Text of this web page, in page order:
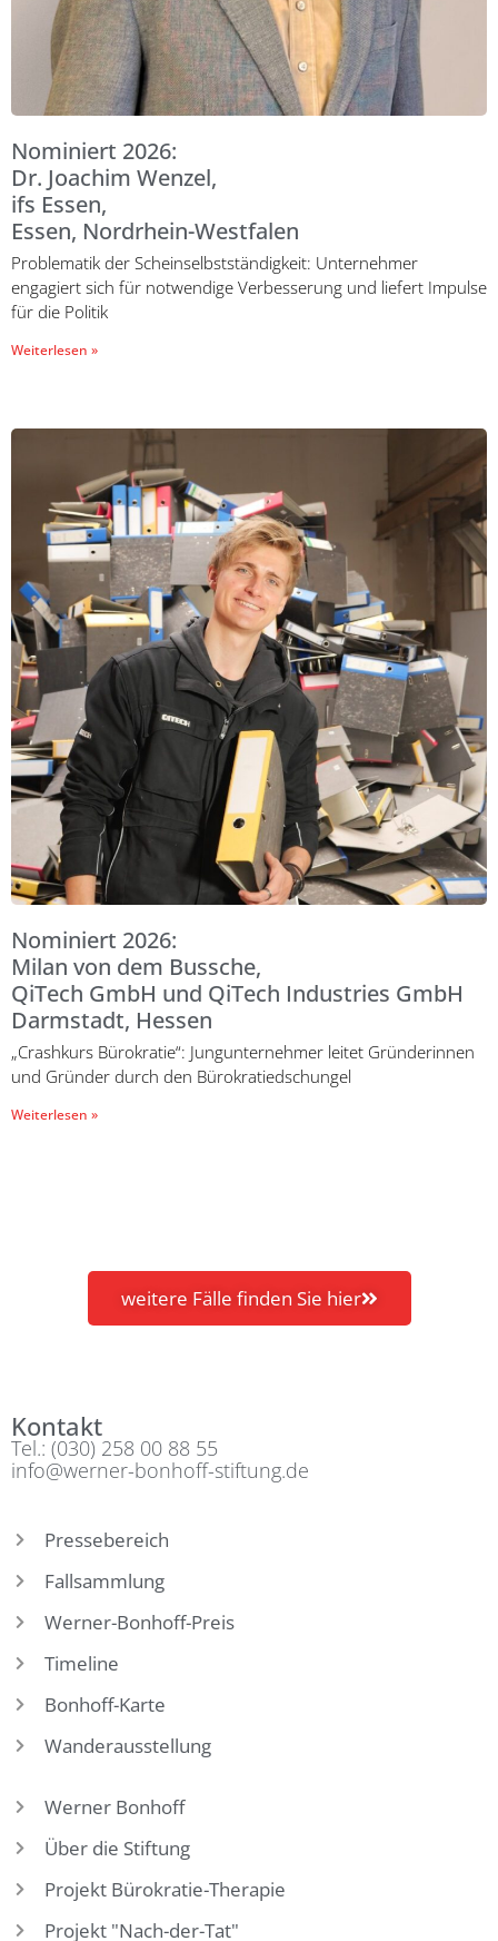
Nominiert 2026:
Dr. Joachim Wenzel,
ifs Essen,
Essen, Nordrhein-Westfalen
Problematik der Scheinselbstständigkeit: Unternehmer
engagiert sich für notwendige Verbesserung und liefert Impulse
für die Politik
Weiterlesen »
Nominiert 2026:
Milan von dem Bussche,
QiTech GmbH und QiTech Industries GmbH
Darmstadt, Hessen
„Crashkurs Bürokratie“: Jungunternehmer leitet Gründerinnen
und Gründer durch den Bürokratiedschungel
Weiterlesen »
weitere Fälle finden Sie hier
Kontakt
Tel.: (030) 258 00 88 55
info@werner-bonhoff-stiftung.de
Pressebereich
Fallsammlung
Werner-Bonhoff-Preis
Timeline
Bonhoff-Karte
Wanderausstellung
Werner Bonhoff
Über die Stiftung
Projekt Bürokratie-Therapie
Projekt "Nach-der-Tat"